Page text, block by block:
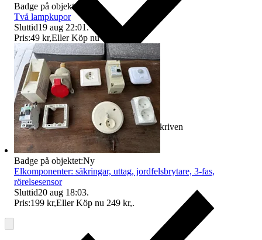
Ersättning om varan inte är som beskriven
Badge på objektet:
Två lampkupor
Sluttid19 aug 22:01.
Pris:49 kr,Eller Köp nu 69 kr
Badge på objektet:Ny
Elkomponenter: säkringar, uttag, jordfelsbrytare, 3-fas,
rörelsesensor
Sluttid20 aug 18:03.
Pris:199 kr,Eller Köp nu 249 kr,.